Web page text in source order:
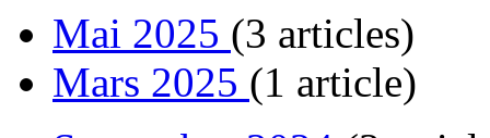
Mai 2025 (3 articles)
Mars 2025 (1 article)